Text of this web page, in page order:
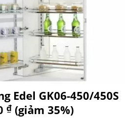
Edel GK06-450/450S
₫ (giảm 35%)